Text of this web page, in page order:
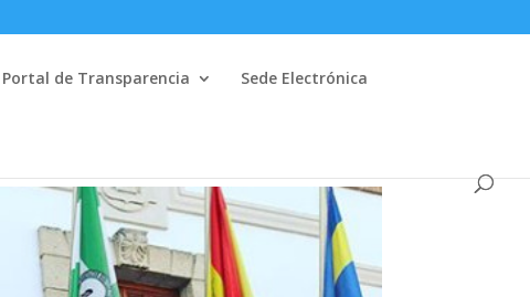
Portal de Transparencia Sede Electrónica